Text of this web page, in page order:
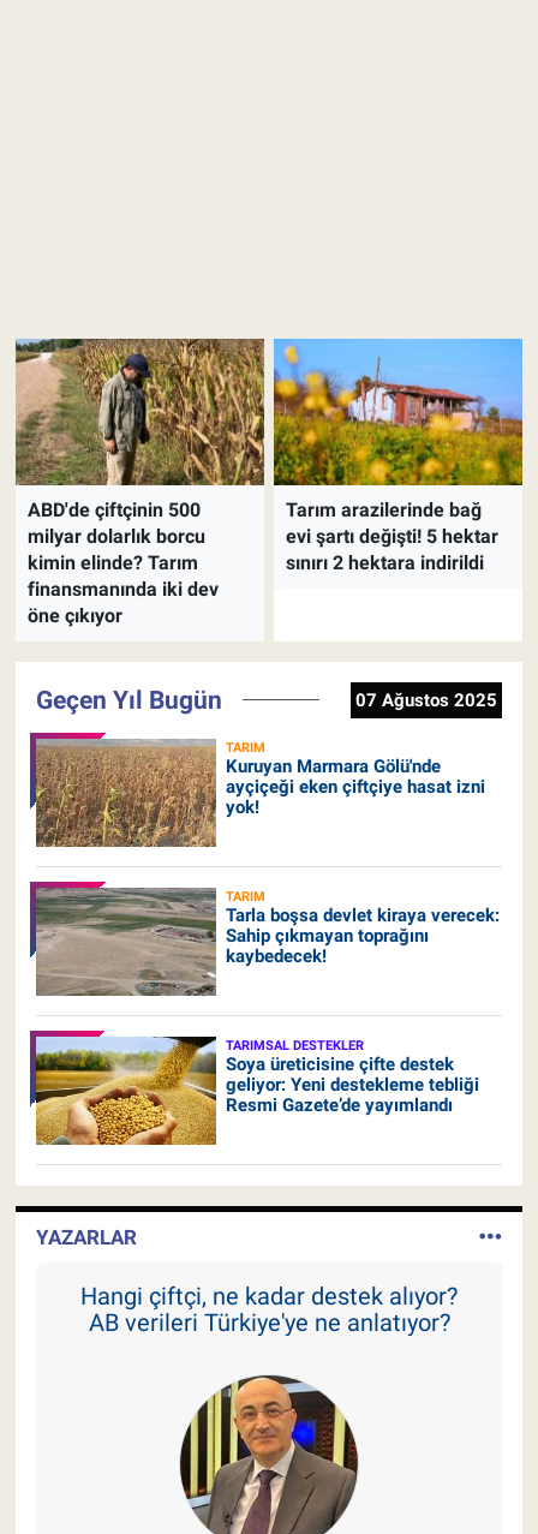
ABD'de çiftçinin 500
milyar dolarlık borcu
kimin elinde? Tarım
finansmanında iki dev
öne çıkıyor
Tarım arazilerinde bağ
evi şartı değişti! 5 hektar
sınırı 2 hektara indirildi
Geçen Yıl Bugün 07 Ağustos 2025
TARIM
Kuruyan Marmara Gölü'nde
ayçiçeği eken çiftçiye hasat izni
yok!
TARIM
Tarla boşsa devlet kiraya verecek:
Sahip çıkmayan toprağını
kaybedecek!
TARIMSAL DESTEKLER
Soya üreticisine çifte destek
geliyor: Yeni destekleme tebliği
Resmi Gazete’de yayımlandı
YAZARLAR
Hangi çiftçi, ne kadar destek alıyor?
AB verileri Türkiye'ye ne anlatıyor?